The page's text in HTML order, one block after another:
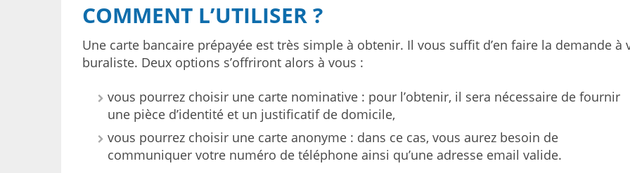
COMMENT L’UTILISER ?
Une carte bancaire prépayée est très simple à obtenir. Il vous suffit d’en faire la demande à
buraliste. Deux options s’offriront alors à vous :
vous pourrez choisir une carte nominative : pour l’obtenir, il sera nécessaire de fournir
une pièce d’identité et un justificatif de domicile,
vous pourrez choisir une carte anonyme : dans ce cas, vous aurez besoin de
communiquer votre numéro de téléphone ainsi qu’une adresse email valide.